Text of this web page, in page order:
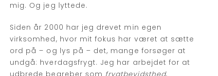
mig. Og jeg lyttede.
Siden år 2000 har jeg drevet min egen
virksomhed, hvor mit fokus har været at sætte
ord på – og lys på – det, mange forsøger at
undgå: hverdagsfrygt. Jeg har arbejdet for at
udbrede begreber som frygtbevidsthed,